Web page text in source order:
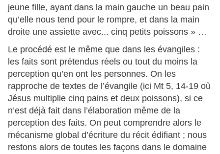
jeune fille, ayant dans la main gauche un beau pain
qu’elle nous tend pour le rompre, et dans la main
droite une assiette avec... cinq petits poissons » …
Le procédé est le même que dans les évangiles :
les faits sont prétendus réels ou tout du moins la
perception qu’en ont les personnes. On les
rapproche de textes de l’évangile (ici Mt 5, 14-19 où
Jésus multiplie cinq pains et deux poissons), si ce
n’est déjà fait dans l’élaboration même de la
perception des faits. On peut comprendre alors le
mécanisme global d’écriture du récit édifiant ; nous
restons alors de toutes les façons dans le domaine